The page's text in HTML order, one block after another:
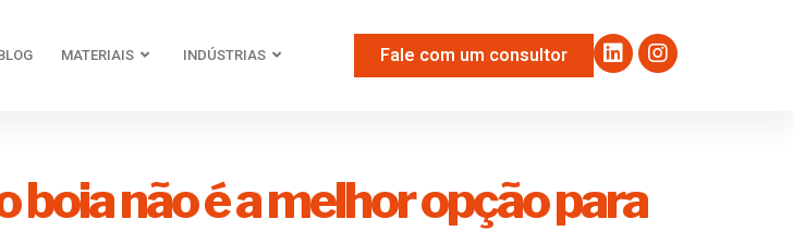
MATERIAIS INDÚSTRIAS Fale com um consultor
boia não é a melhor opção para